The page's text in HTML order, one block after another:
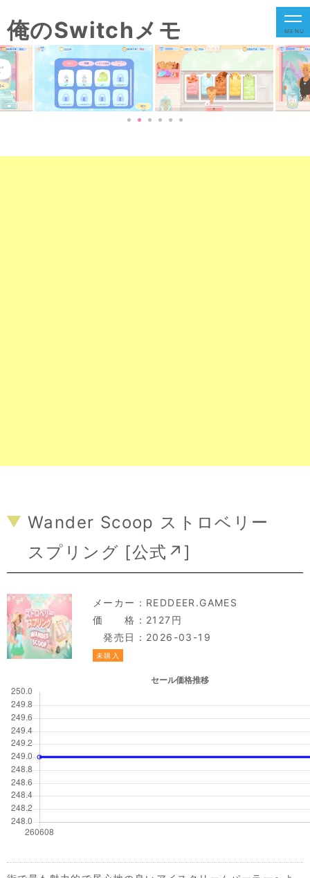
俺のSwitchメモ MENU
Wander Scoop ストロベリー
スプリング [公式↗]
メーカー： REDDEER.GAMES
価 格：2127円
発売日：2026-03-19
未購入